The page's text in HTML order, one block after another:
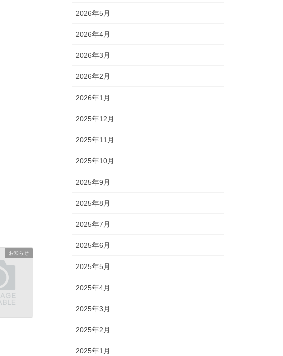
お知らせ
2026年5月
2026年4月
2026年3月
2026年2月
2026年1月
2025年12月
2025年11月
2025年10月
2025年9月
2025年8月
2025年7月
2025年6月
2025年5月
2025年4月
2025年3月
2025年2月
2025年1月